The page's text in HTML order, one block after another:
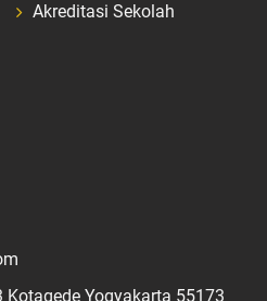
Akreditasi Sekolah
Kotagede Yogyakarta 55173